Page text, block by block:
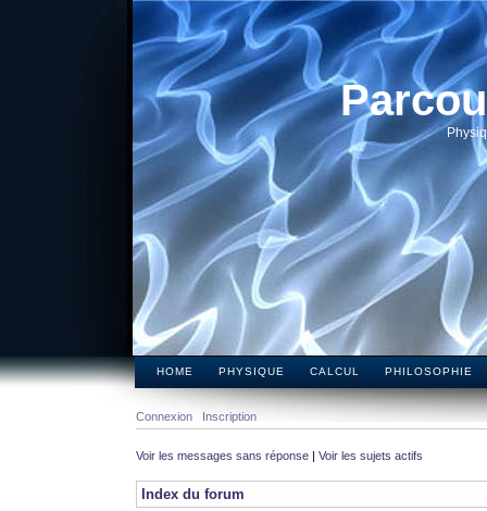
HOME PHYSIQUE CALCUL PHILOSOPHIE
Connexion Inscription
Voir les messages sans réponse | Voir les sujets actifs
Index du forum